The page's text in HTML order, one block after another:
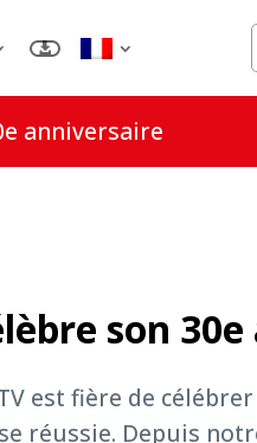
anniversaire
son
est fière de
réussie. Depuis